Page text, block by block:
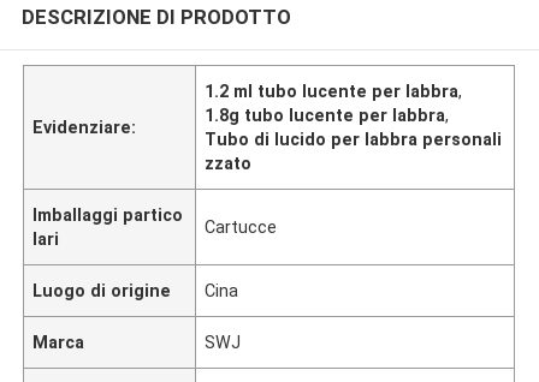
DESCRIZIONE DI PRODOTTO
Evidenziare:
1.2 ml tubo lucente per labbra,
1.8g tubo lucente per labbra,
Tubo di lucido per labbra personali
zzato
Imballaggi partico
lari
Cartucce
Luogo di origine Cina
Marca SWJ